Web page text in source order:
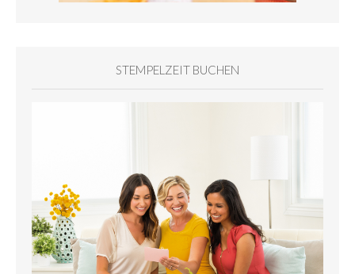
STEMPELZEIT BUCHEN